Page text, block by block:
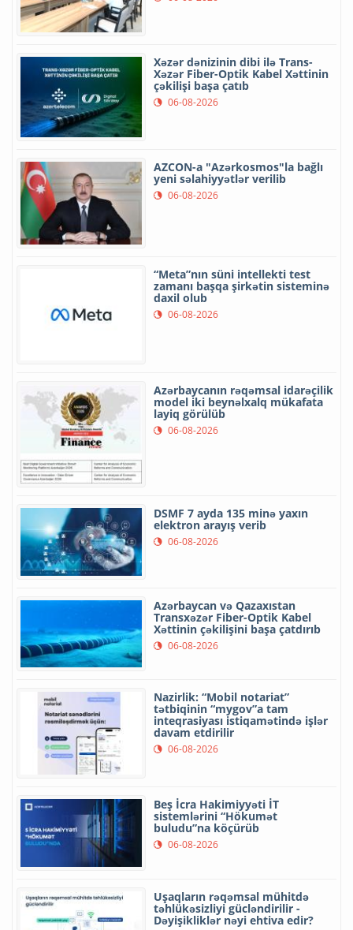
Xəzər dənizinin dibi ilə Trans-
Xəzər Fiber-Optik Kabel Xəttinin
çəkilişi başa çatıb
06-08-2026
AZCON-a "Azərkosmos"la bağlı
yeni səlahiyyətlər verilib
06-08-2026
“Meta”nın süni intellekti test
zamanı başqa şirkətin sisteminə
daxil olub
06-08-2026
Azərbaycanın rəqəmsal idarəçilik
model iki beynəlxalq mükafata
layiq görülüb
06-08-2026
DSMF 7 ayda 135 minə yaxın
elektron arayış verib
06-08-2026
Azərbaycan və Qazaxıstan
Transxəzər Fiber-Optik Kabel
Xəttinin çəkilişini başa çatdırıb
06-08-2026
Nazirlik: “Mobil notariat”
tətbiqinin “mygov”a tam
inteqrasiyası istiqamətində işlər
davam etdirilir
06-08-2026
Beş İcra Hakimiyyəti İT
sistemlərini “Hökumət
buludu”na köçürüb
06-08-2026
Uşaqların rəqəmsal mühitdə
təhlükəsizliyi gücləndirilir -
Dəyişikliklər nəyi ehtiva edir?